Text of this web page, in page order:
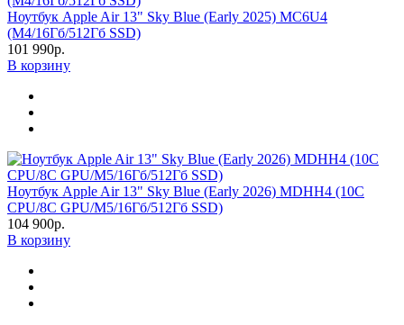
Ноутбук Apple Air 13" Sky Blue (Early 2025) MC6U4
(M4/16Гб/512Гб SSD)
101 990р.
В корзину
Ноутбук Apple Air 13" Sky Blue (Early 2026) MDHH4 (10C
CPU/8C GPU/M5/16Гб/512Гб SSD)
104 900р.
В корзину